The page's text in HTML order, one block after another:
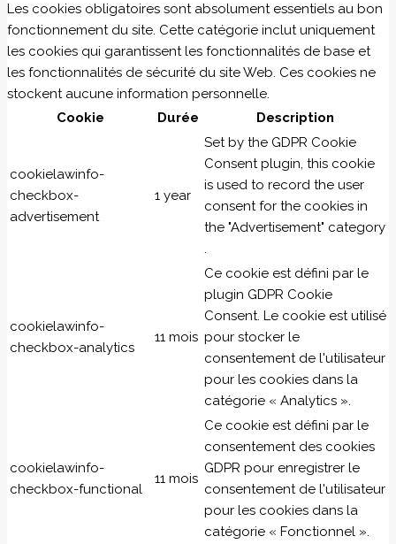
Les cookies obligatoires sont absolument essentiels au bon
fonctionnement du site. Cette catégorie inclut uniquement
les cookies qui garantissent les fonctionnalités de base et
les fonctionnalités de sécurité du site Web. Ces cookies ne
stockent aucune information personnelle.
Cookie
Durée Description
cookielawinfo-
checkbox-
advertisement
1 year
Set by the GDPR Cookie
Consent plugin, this cookie
is used to record the user
consent for the cookies in
the "Advertisement" category
.
cookielawinfo-
checkbox-analytics
11 mois
Ce cookie est défini par le
plugin GDPR Cookie
Consent. Le cookie est utilisé
pour stocker le
consentement de l'utilisateur
pour les cookies dans la
catégorie « Analytics ».
cookielawinfo-
checkbox-functional
11 mois
Ce cookie est défini par le
consentement des cookies
GDPR pour enregistrer le
consentement de l'utilisateur
pour les cookies dans la
catégorie « Fonctionnel ».